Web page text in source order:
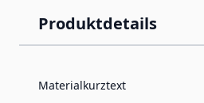
Produktdetails
Materialkurztext